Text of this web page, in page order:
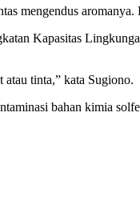
mengendus
Kapasitas
atau tinta,” kata Sugiono.
bahan kimia